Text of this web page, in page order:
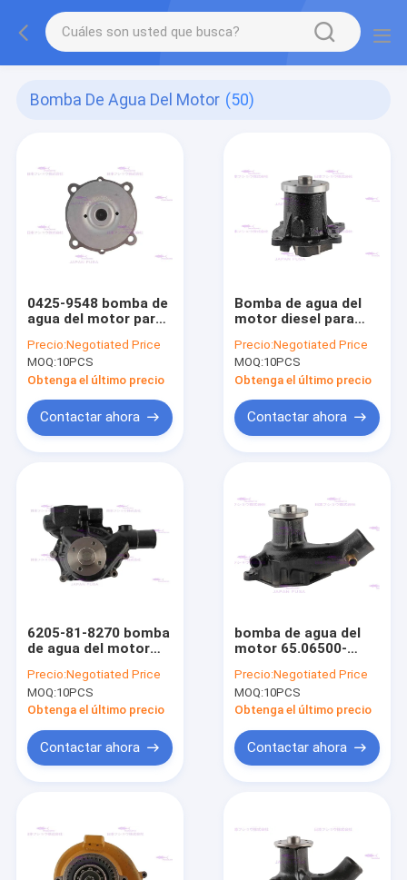
Bomba De Agua Del Motor (50)
0425-9548 bomba de
agua del motor para
Precio:Negotiated Price
MOQ:10PCS
Obtenga el último precio
Contactar ahora
Bomba de agua del
motor diesel para
34345-10051
Precio:Negotiated Price
MOQ:10PCS
Obtenga el último precio
Contactar ahora
6205-81-8270 bomba
de agua del motor
SAA4D95LE B3.3
Precio:Negotiated Price
MOQ:10PCS
Obtenga el último precio
Contactar ahora
bomba de agua del
motor 65.06500-
DB58-5
Precio:Negotiated Price
MOQ:10PCS
Obtenga el último precio
Contactar ahora